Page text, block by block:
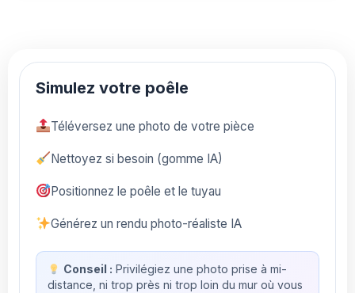
Simulez votre poêle
Téléversez une photo de votre pièce
Nettoyez si besoin (gomme IA)
Positionnez le poêle et le tuyau
Générez un rendu photo-réaliste IA
Conseil : Privilégiez une photo prise à mi-
distance, ni trop près ni trop loin du mur où vous